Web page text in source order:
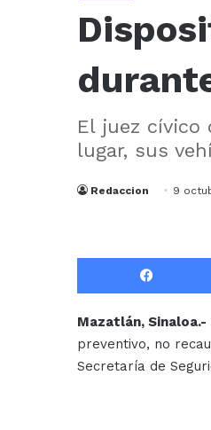
El juez cívico
lugar, sus
Redaccion 9
Mazatlán, Sinaloa.-
preventivo, no
Secretaría de